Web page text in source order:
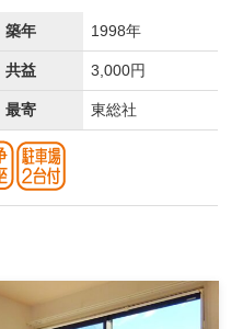
築年 1998年
共益 3,000円
最寄 東総社